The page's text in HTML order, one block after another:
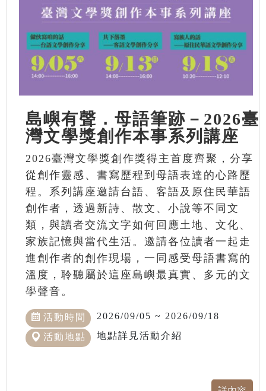
島嶼有聲．母語筆跡－2026臺
灣文學獎創作本事系列講座
2026臺灣文學獎創作獎得主首度齊聚，分享
從創作靈感、書寫歷程到母語表達的心路歷
程。系列講座邀請台語、客語及原住民華語
創作者，透過新詩、散文、小說等不同文
類，與讀者交流文字如何回應土地、文化、
家族記憶與當代生活。邀請各位讀者一起走
進創作者的創作現場，一同感受母語書寫的
溫度，聆聽屬於這座島嶼最真實、多元的文
學聲音。
活動時間 2026/09/05 ~ 2026/09/18
活動地點 地點詳見活動介紹